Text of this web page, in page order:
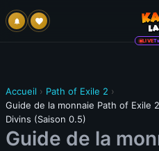
LIVE
Accueil › Path of Exile 2 ›
Guide de la monnaie Path of Exile
Divins (Saison 0.5)
Guide de la